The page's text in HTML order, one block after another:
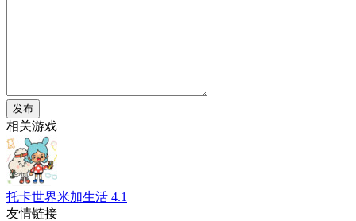
发布
相关游戏
托卡世界米加生活 4.1
友情链接